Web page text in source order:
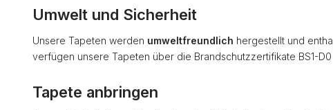
Umwelt und Sicherheit
Unsere Tapeten werden umweltfreundlich hergestellt und
verfügen unsere Tapeten über die Brandschutzzertifikate BS1-D0
Tapete anbringen